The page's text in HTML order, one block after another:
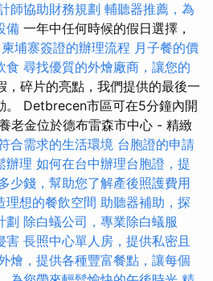
師協助財務規劃 輔聽器推薦，為
備 一年中任何時候的假日選擇，
柬埔寨簽證的辦理流程 月子餐的價
食 尋找優質的外燴廠商，讓您的
，碎片的亮點，我們提供的最後一
。 Detbrecen市區可在5分鐘內開
老金位於德布雷森市中心 - 精緻
合需求的生活環境 台胞證的申請
辦理 如何在台中辦理台胞證，提
少錢，幫助您了解產後照護費用
理想的餐飲空間 助聽器補助，探
劃 除白蟻公司，專業除白蟻服
害 長照中心單人房，提供私密且
燴，提供各種豐富餐點，讓每個